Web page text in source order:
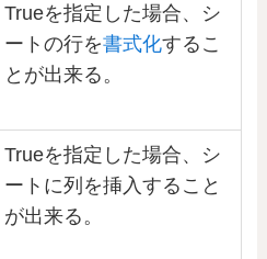
Trueを指定した場合、シ
ートの行を書式化するこ
とが出来る。
Trueを指定した場合、シ
ートに列を挿入すること
が出来る。